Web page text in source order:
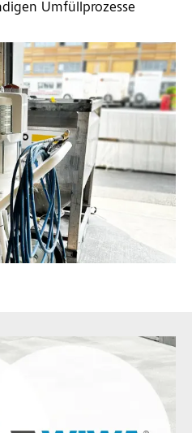
Umfüllprozesse